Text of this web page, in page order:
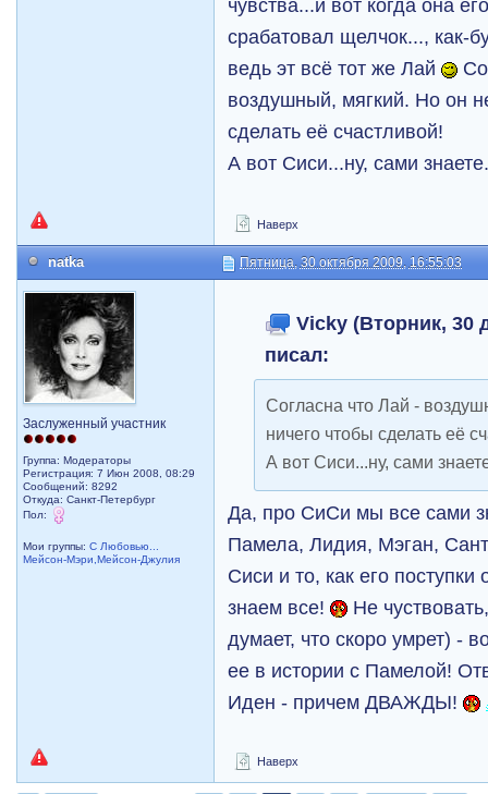
чувства...и вот когда она
срабатовал щелчок..., как-
ведь эт всё тот же Лай
воздушный, мягкий. Но он
сделать её счастливой!
А вот Сиси...ну, сами
Наверх
natka Пятница, 30 октября 2009, 16:55:03
Заслуженный участник
Группа: Модераторы
Регистрация: 7 Июн 2008, 08:29
Сообщений: 8292
Откуда: Санкт-Петербург
Пол:
Мои группы:С Любовью...
Мейсон-Мэри,Мейсон-Джулия
Vicky (Вторник, 30
писал:
Согласна что Лай -
ничего чтобы сделать её
А вот Сиси...ну, сами
Да, про СиСи мы все сами
Памела, Лидия, Мэган,
Сиси и то, как его
знаем все!
Не
думает, что скоро умрет) -
ее в истории с Памелой!
Иден - причем ДВАЖДЫ!
Наверх